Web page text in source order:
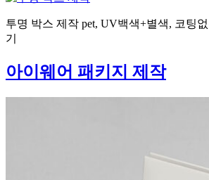
투명 박스 제작 pet, UV백색+별색, 코팅
기
아이웨어 패키지 제작